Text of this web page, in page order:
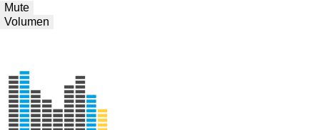
Mute
Volumen